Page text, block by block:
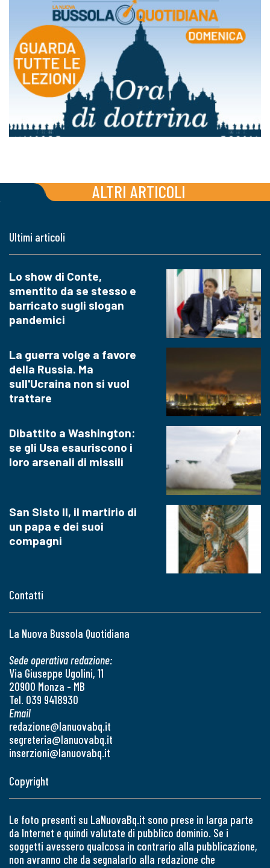
ALTRI ARTICOLI
Contatti
La Nuova Bussola Quotidiana
Sede operativa redazione:
Via Giuseppe Ugolini, 11
20900 Monza - MB
Tel. 039 9418930
Email
redazione@lanuovabq.it
segreteria@lanuovabq.it
inserzioni@lanuovabq.it
Ultimi articoli
Lo show di Conte,
smentito da se stesso e
barricato sugli slogan
pandemici
La guerra volge a favore
della Russia. Ma
sull'Ucraina non si vuol
trattare
Dibattito a Washington:
se gli Usa esauriscono i
loro arsenali di missili
San Sisto II, il martirio di
un papa e dei suoi
compagni
Copyright
Le foto presenti su LaNuovaBq.it sono prese in larga parte
da Internet e quindi valutate di pubblico dominio. Se i
soggetti avessero qualcosa in contrario alla pubblicazione,
non avranno che da segnalarlo alla redazione che